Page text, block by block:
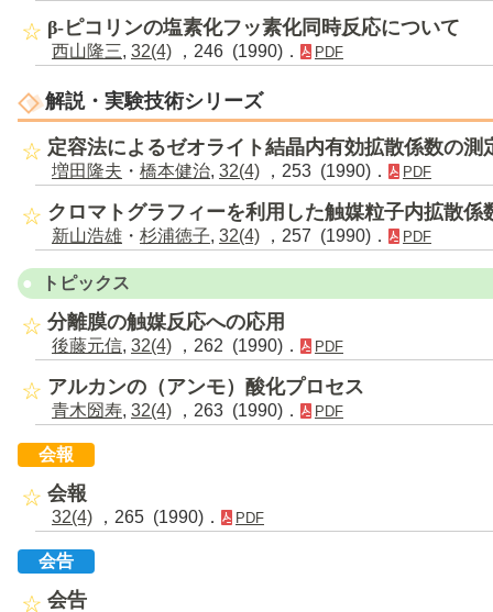
β-ピコリンの塩素化フッ素化同時反応について
西山隆三, 32(4) ，246 (1990)． PDF
解説・実験技術シリーズ
定容法によるゼオライト結晶内有効拡散係数の測
増田隆夫 ・ 橋本健治, 32(4) ，253 (1990)． PDF
クロマトグラフィーを利用した触媒粒子内拡散係
新山浩雄 ・ 杉浦徳子, 32(4) ，257 (1990)． PDF
トピックス
分離膜の触媒反応への応用
後藤元信, 32(4) ，262 (1990)． PDF
アルカンの（アンモ）酸化プロセス
青木圀寿, 32(4) ，263 (1990)． PDF
会報
会報
32(4) ，265 (1990)． PDF
会告
会告